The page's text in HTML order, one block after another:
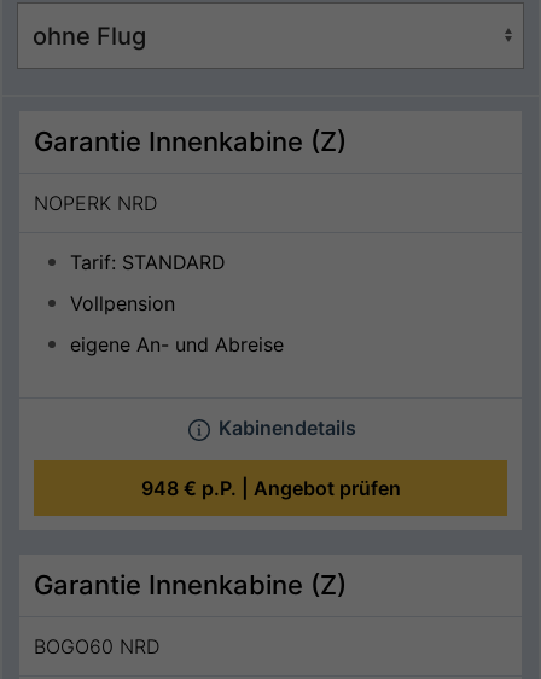
Garantie Innenkabine (Z)
NOPERK NRD
Tarif: STANDARD
Vollpension
eigene An- und Abreise
Kabinendetails
948 € p.P. | Angebot prüfen
Garantie Innenkabine (Z)
BOGO60 NRD